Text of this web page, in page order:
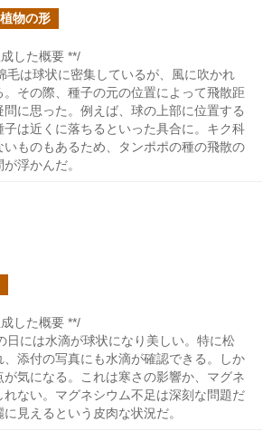
植物の形
した概要 **/
毛は球状に密集しているが、風に吹かれ
その際、種子の元の位置によって飛散距
に思った。例えば、球の上部に位置する
は近くに落ちるといった具合に。キク科
ものもあるため、タンポポの種の飛散の
浮かんだ。
した概要 **/
日には水滴が球状になり美しい。特に松
添付の写真にも水滴が確認できる。しか
が気になる。これは寒さの影響か、マグネ
ない。マグネシウム不足は深刻な問題だ
見えるという皮肉な状況だ。